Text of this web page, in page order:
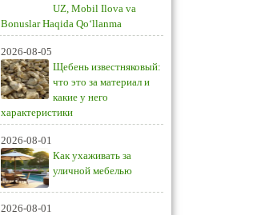
UZ, Mobil Ilova va
Bonuslar Haqida Qo‘llanma
2026-08-05
Щебень известняковый:
что это за материал и
какие у него
характеристики
2026-08-01
Как ухаживать за
уличной мебелью
2026-08-01